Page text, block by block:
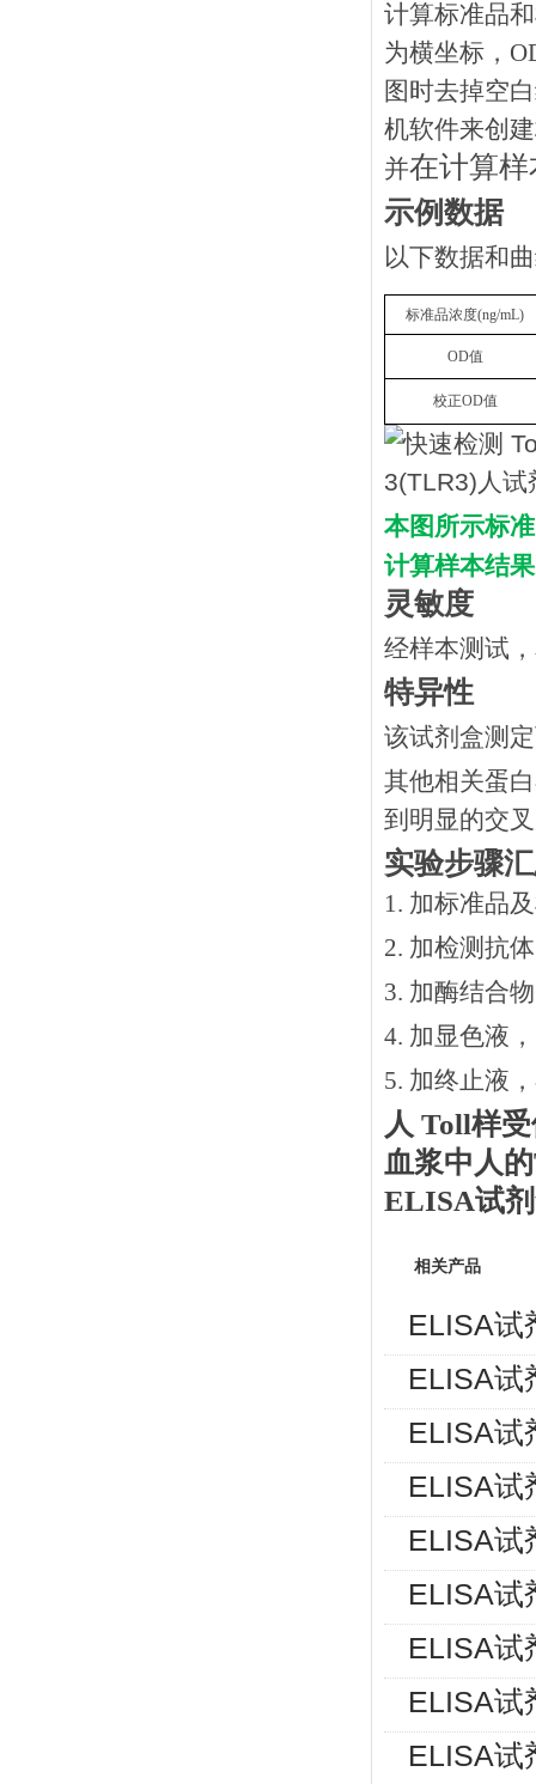
计算标准品
为横坐标，
图时去掉空
机软件来创
并在计算
示例数据
以下数据和
标准品浓度(ng/mL)
OD值
校正OD值
本图所示标
计算样本结果
灵敏度
经样本测试
特异性
该试剂盒测
其他相关蛋
到明显的交
实验步骤
1. 加标准品
2. 加检测抗
3. 加酶结合
4. 加显色液
5. 加终止液
人 Toll样
血浆中人的
ELISA试
相关产品
ELISA试
ELISA试
ELISA试
ELISA试
ELISA试
ELISA试
ELISA试
ELISA试
ELISA试